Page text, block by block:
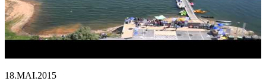
18.MAI.2015